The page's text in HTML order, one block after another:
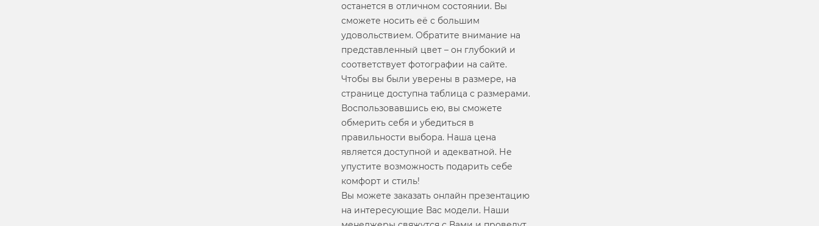
останется в отличном состоянии. Вы
сможете носить её с большим
удовольствием. Обратите внимание на
представленный цвет – он глубокий и
соответствует фотографии на сайте.
Чтобы вы были уверены в размере, на
странице доступна таблица с размерами.
Воспользовавшись ею, вы сможете
обмерить себя и убедиться в
правильности выбора. Наша цена
является доступной и адекватной. Не
упустите возможность подарить себе
комфорт и стиль!
Вы можете заказать онлайн презентацию
на интересующие Вас модели. Наши